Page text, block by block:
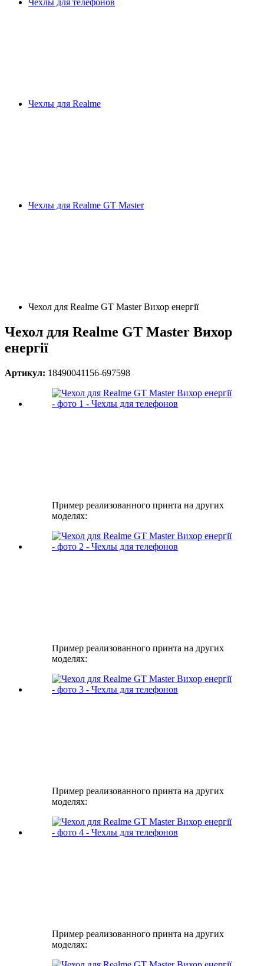
Чехлы для телефонов
Чехлы для Realme
Чехлы для Realme GT Master
Чехол для Realme GT Master Вихор енергії
Чехол для Realme GT Master Вихор
енергії
Артикул: 18490041156-697598
Пример реализованного принта на других
моделях:
Пример реализованного принта на других
моделях:
Пример реализованного принта на других
моделях:
Пример реализованного принта на других
моделях: